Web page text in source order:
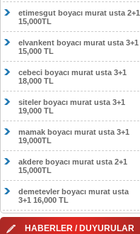
etimesgut boyacı murat usta 2+1
15,000TL
elvankent boyacı murat usta 3+1
15,000 TL
cebeci boyacı murat usta 3+1
18,000 TL
siteler boyacı murat usta 3+1
19,000 TL
mamak boyacı murat usta 3+1
19,000TL
akdere boyacı murat usta 2+1
15,000TL
demetevler boyacı murat usta
3+1 16,000 TL
HABERLER / DUYURULAR